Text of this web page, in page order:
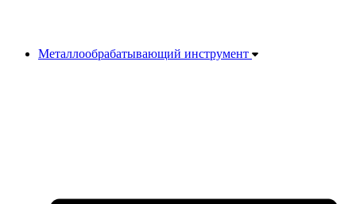
Металлообрабатывающий инструмент